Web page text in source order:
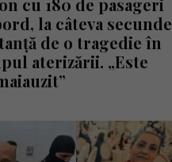
cu 180 de pasageri
la câteva secunde
de o tragedie în
aterizării. „Este